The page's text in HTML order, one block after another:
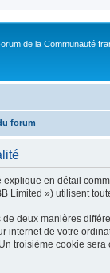
de la Communauté
forum
en détail
Limited ») utilisent
deux manières
internet de votre
troisième cookie